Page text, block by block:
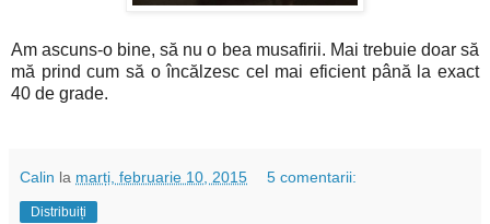
Am ascuns-o bine, să nu o bea musafirii. Mai trebuie doar să
mă prind cum să o încălzesc cel mai eficient până la exact
40 de grade.
Calin la marți, februarie 10, 2015 5 comentarii:
Distribuiți